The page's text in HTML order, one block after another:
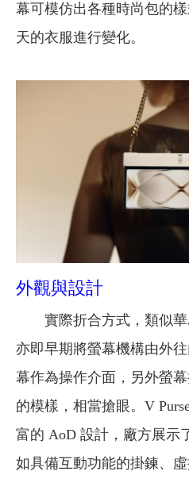
幕可模仿出各種時尚包的
天的衣服進行變化。
外觀與設計
實際折合方式，類似華
亦即早期將螢幕機構由外
幕作為操作介面，另外螢
的模樣，相當搶眼。V
富的 AoD 設計，廠方展示
如具備互動功能的掛鍊、